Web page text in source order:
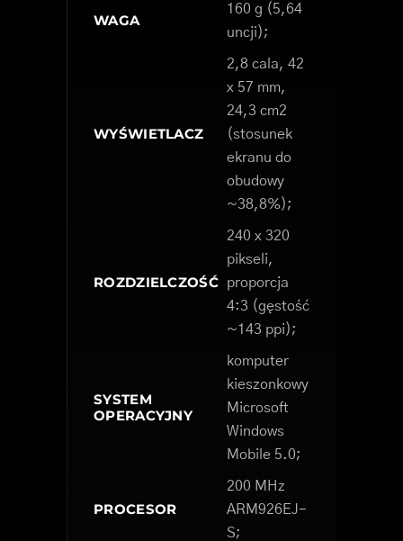
WAGA
160 g (5,64
uncji);
WYŚWIETLACZ
2,8 cala, 42
x 57 mm,
24,3 cm2
(stosunek
ekranu do
obudowy
~38,8%);
ROZDZIELCZOŚĆ
240 x 320
pikseli,
proporcja
4:3 (gęstość
~143 ppi);
SYSTEM
OPERACYJNY
komputer
kieszonkowy
Microsoft
Windows
Mobile 5.0;
PROCESOR
200 MHz
ARM926EJ-
S;